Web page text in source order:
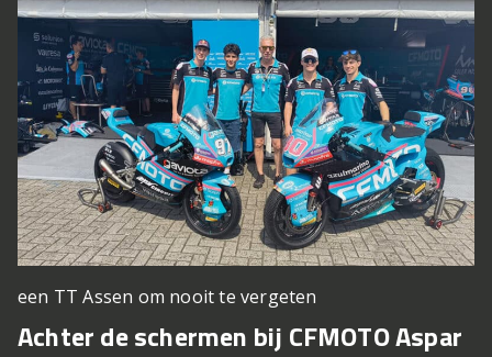
een TT Assen om nooit te vergeten
Achter de schermen bij CFMOTO Aspar